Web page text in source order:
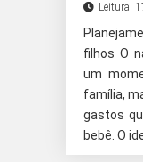
Leitura:
filhos O
um
família,
gastos
bebê. O